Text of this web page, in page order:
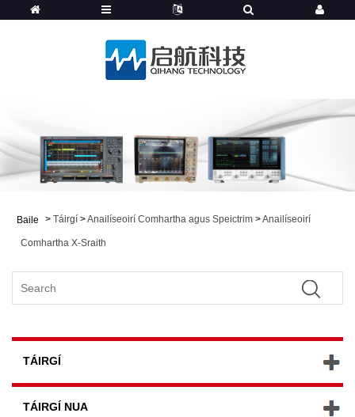
Baile > Táirgí >Anailíseoirí Comhartha agus Speictrim >Anailíseoirí
Comhartha X-Sraith
TÁIRGÍ
TÁIRGÍ NUA